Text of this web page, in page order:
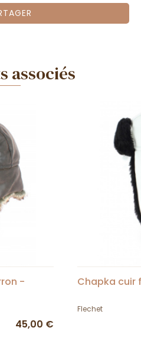
associés
-
45,00 €
Chapka cuir
Flechet